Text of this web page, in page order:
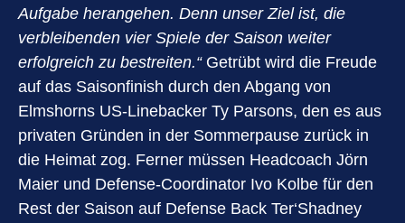
Aufgabe herangehen. Denn unser Ziel ist, die
verbleibenden vier Spiele der Saison weiter
erfolgreich zu bestreiten.“Getrübt wird die Freude
auf das Saisonfinish durch den Abgang von
Elmshorns US-Linebacker Ty Parsons, den es aus
privaten Gründen in der Sommerpause zurück in
die Heimat zog. Ferner müssen Headcoach Jörn
Maier und Defense-Coordinator Ivo Kolbe für den
Rest der Saison auf Defense Back Ter‘Shadney